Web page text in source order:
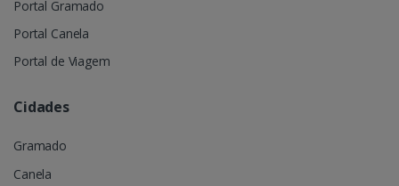
Portal Gramado
Portal Canela
Portal de Viagem
Cidades
Gramado
Canela